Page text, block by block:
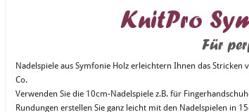
KnitPro
Für
Nadelspiele aus Symfonie Holz erleichtern Ihnen das Stricken
Co.
Verwenden Sie die 10cm-Nadelspiele z.B. für
Rundungen erstellen Sie ganz leicht mit den Nadelspielen in